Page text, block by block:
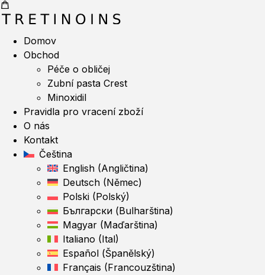
Domov
Obchod
Péče o obličej
Zubní pasta Crest
Minoxidil
Pravidla pro vracení zboží
O nás
Kontakt
Čeština
English (Angličtina)
Deutsch (Němec)
Polski (Polský)
Български (Bulharština)
Magyar (Maďarština)
Italiano (Ital)
Español (Španělský)
Français (Francouzština)